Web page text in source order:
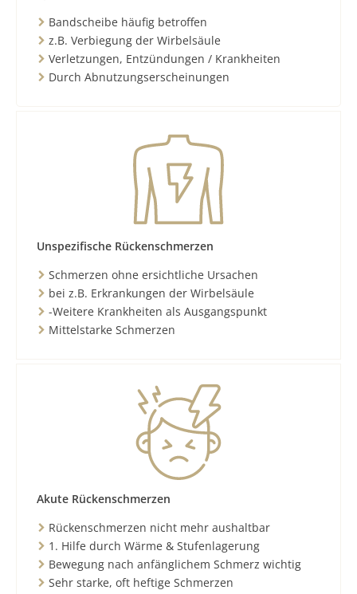
Bandscheibe häufig betroffen
z.B. Verbiegung der Wirbelsäule
Verletzungen, Entzündungen / Krankheiten
Durch Abnutzungserscheinungen
Unspezifische Rückenschmerzen
Schmerzen ohne ersichtliche Ursachen
bei z.B. Erkrankungen der Wirbelsäule
-Weitere Krankheiten als Ausgangspunkt
Mittelstarke Schmerzen
Akute Rückenschmerzen
Rückenschmerzen nicht mehr aushaltbar
1. Hilfe durch Wärme & Stufenlagerung
Bewegung nach anfänglichem Schmerz wichtig
Sehr starke, oft heftige Schmerzen